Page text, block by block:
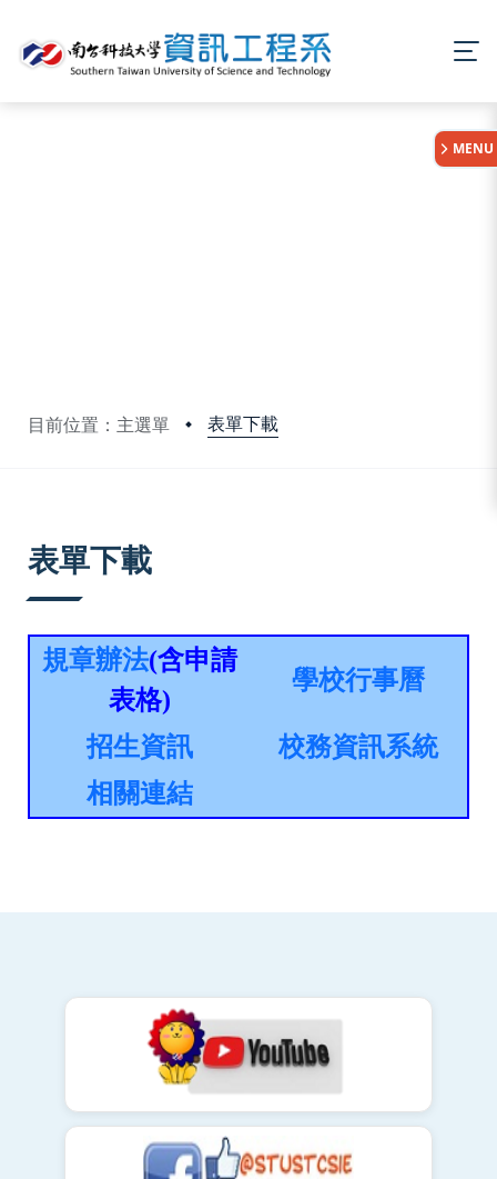
目前位置：主選單 表單下載
MENU
表單下載
規章辦法(含申請
表格)
學校行事曆
招生資訊
校務資訊系統
相關連結